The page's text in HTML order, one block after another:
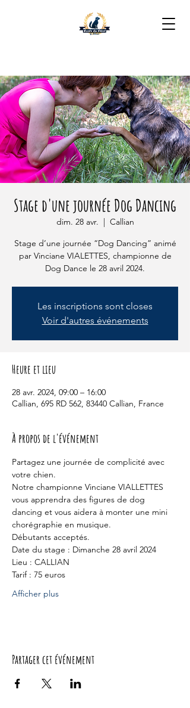
Stage d'une journée Dog Dancing
dim. 28 avr.
  |
Callian
Stage d’une journée “Dog Dancing” animé
par Vinciane VIALETTES, championne de
Dog Dance le 28 avril 2024.
Les inscriptions sont closes
Voir d'autres événements
Heure et lieu
28 avr. 2024, 09:00 – 16:00
Callian, 695 RD 562, 83440 Callian, France
À propos de l'événement
Partagez une journée de complicité avec
votre chien.
Notre championne Vinciane VIALLETTES
vous apprendra des figures de dog
dancing et vous aidera à monter une mini
chorégraphie en musique.
Débutants acceptés.
Date du stage : Dimanche 28 avril 2024
Lieu : CALLIAN
Tarif : 75 euros
Afficher plus
Partager cet événement